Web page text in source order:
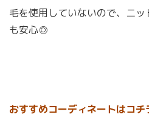
毛を使用していないので、ニ
も安心◎
おすすめコーディネートはコ